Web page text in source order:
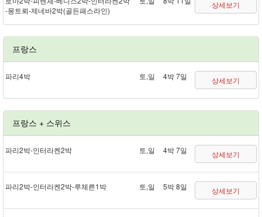
- 몽트뢰 - 제네바 2박(골든패스 라인)
상세보기
프랑스
파리 4박 토,일 4박 7일 상세보기
프랑스 + 스위스
파리 2박 - 인터라켄 2박 토,일 4박 7일 상세보기
파리 2박 - 인터라켄 2박 - 루체른 1박 토,일 5박 8일 상세보기